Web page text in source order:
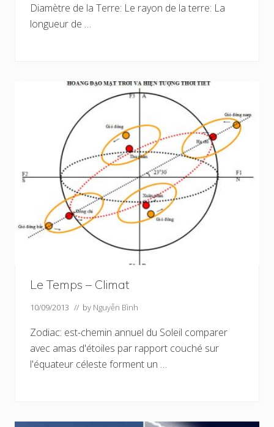
Diamètre de la Terre: Le rayon de la terre: La
longueur de …
Le Temps – Climat
10/09/2013 // by Nguyễn Bình
Zodiac: est-chemin annuel du Soleil comparer
avec amas d'étoiles par rapport couché sur
l'équateur céleste forment un …